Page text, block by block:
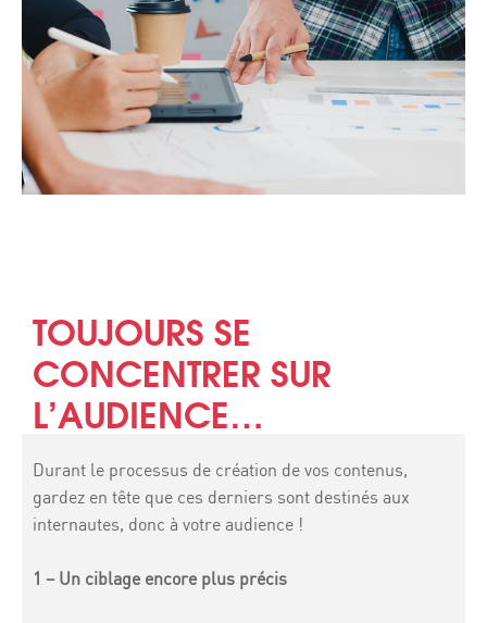
TOUJOURS SE
CONCENTRER SUR
L’AUDIENCE…
Durant le processus de création de vos contenus,
gardez en tête que ces derniers sont destinés aux
internautes, donc à votre audience !
1 – Un ciblage encore plus précis